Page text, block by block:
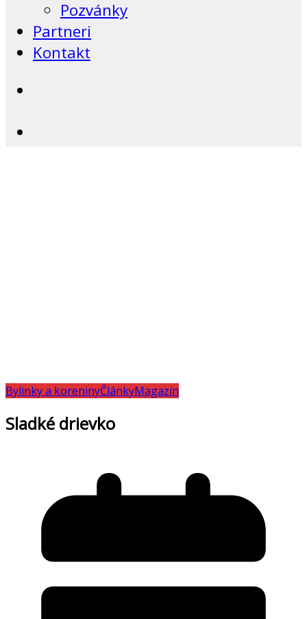
Pozvánky
Partneri
Kontakt
Bylinky a koreninyČlánkyMagazín
Sladké drievko